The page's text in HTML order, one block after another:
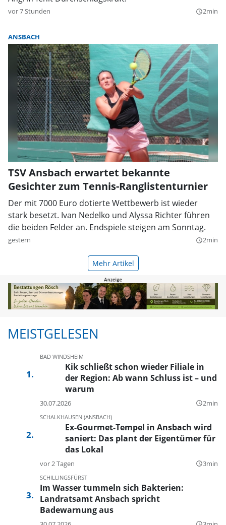
vor 7 Stunden query_builder2min
ANSBACH
TSV Ansbach erwartet bekannte
Gesichter zum Tennis-Ranglistenturnier
Der mit 7000 Euro dotierte Wettbewerb ist wieder
stark besetzt. Ivan Nedelko und Alyssa Richter führen
die beiden Felder an. Endspiele steigen am Sonntag.
gestern query_builder2min
Mehr Artikel
MEISTGELESEN
BAD WINDSHEIM
Kik schließt schon wieder Filiale in
der Region: Ab wann Schluss ist – und
warum
30.07.2026 query_builder2min
SCHALKHAUSEN (ANSBACH)
Ex-Gourmet-Tempel in Ansbach wird
saniert: Das plant der Eigentümer für
das Lokal
vor 2 Tagen query_builder3min
SCHILLINGSFÜRST
Im Wasser tummeln sich Bakterien:
Landratsamt Ansbach spricht
Badewarnung aus